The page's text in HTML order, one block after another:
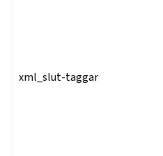
xml_slut-taggar